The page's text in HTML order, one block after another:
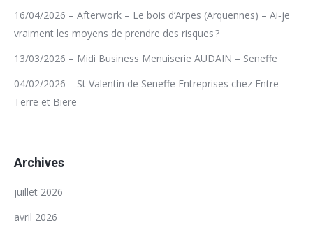
16/04/2026 – Afterwork – Le bois d’Arpes (Arquennes) – Ai‑je
vraiment les moyens de prendre des risques ?
13/03/2026 – Midi Business Menuiserie AUDAIN – Seneffe
04/02/2026 – St Valentin de Seneffe Entreprises chez Entre
Terre et Biere
Archives
juillet 2026
avril 2026